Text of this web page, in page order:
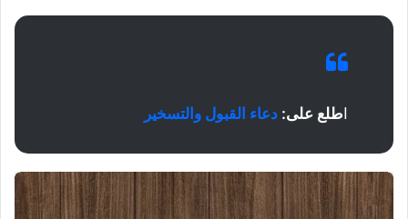
طلع على: دعاء القبول والتسخير